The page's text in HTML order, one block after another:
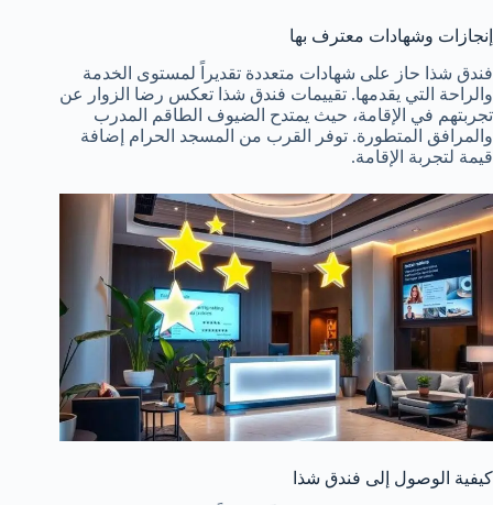
إنجازات وشهادات معترف بها
فندق شذا حاز على شهادات متعددة تقديراً لمستوى الخدمة
والراحة التي يقدمها. تقييمات فندق شذا تعكس رضا الزوار عن
تجربتهم في الإقامة، حيث يمتدح الضيوف الطاقم المدرب
والمرافق المتطورة. توفر القرب من المسجد الحرام إضافة
قيمة لتجربة الإقامة.
كيفية الوصول إلى فندق شذا